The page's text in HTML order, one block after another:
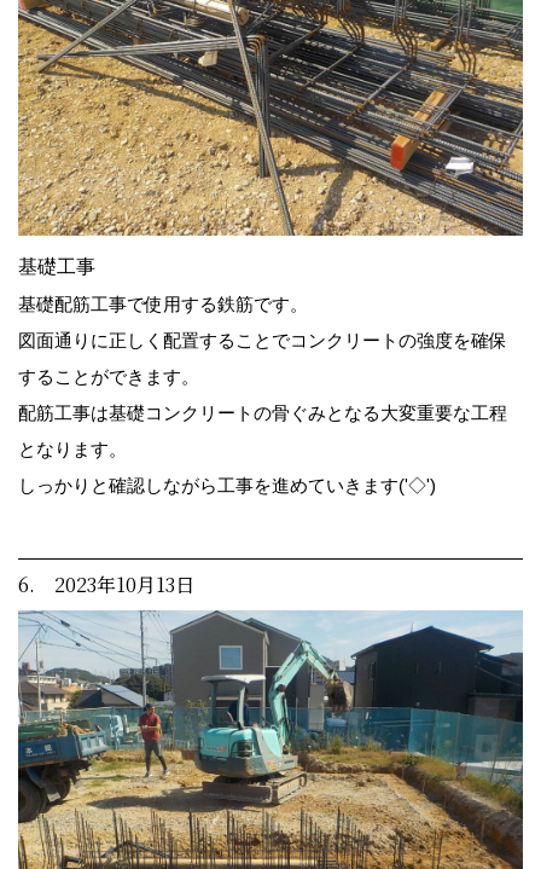
基礎工事
基礎配筋工事で使用する鉄筋です。
図面通りに正しく配置することでコンクリートの強度を確保
することができます。
配筋工事は基礎コンクリートの骨ぐみとなる大変重要な工程
となります。
しっかりと確認しながら工事を進めていきます('◇')ゞ
6. 2023年10月13日